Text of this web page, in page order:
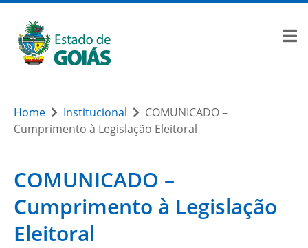
Home Institucional
COMUNICADO –
Cumprimento à Legislação Eleitoral
COMUNICADO –
Cumprimento à Legislação
Eleitoral